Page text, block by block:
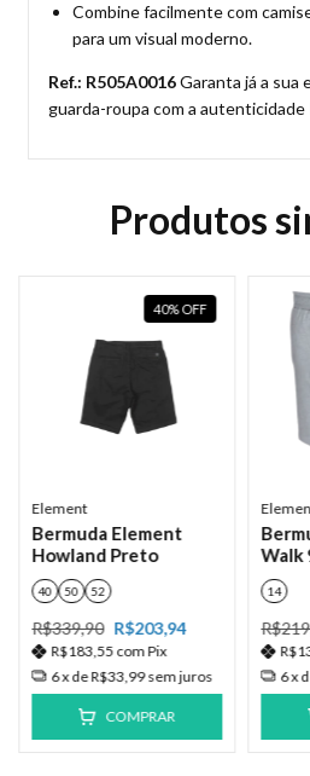
Combine facilmente com
para um visual moderno.
Ref.: R505A0016Garanta já a sua
guarda-roupa com a autenticidade
Produtos
40%OFF
Element
Bermuda Element
Howland Preto
40 50 52
R$339,90 R$203,94
R$183,55 com Pix
6x deR$33,99 sem juros
COMPRAR
Walk
14
6x